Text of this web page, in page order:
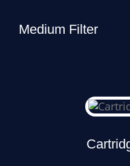
Medium Filter